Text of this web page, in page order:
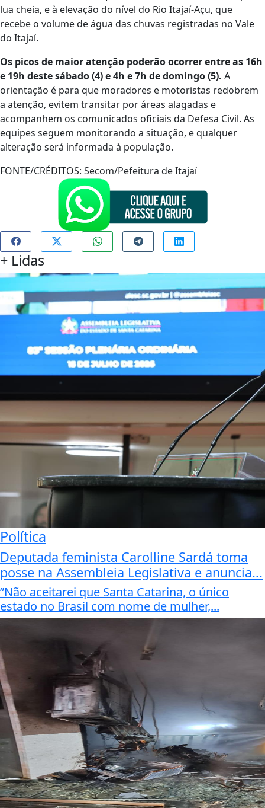
lua cheia, e à elevação do nível do Rio Itajaí-Açu, que
recebe o volume de água das chuvas registradas no Vale
do Itajaí.
Os picos de maior atenção poderão ocorrer entre as 16h
e 19h deste sábado (4) e 4h e 7h de domingo (5). A
orientação é para que moradores e motoristas redobrem
a atenção, evitem transitar por áreas alagadas e
acompanhem os comunicados oficiais da Defesa Civil. As
equipes seguem monitorando a situação, e qualquer
alteração será informada à população.
FONTE/CRÉDITOS: Secom/Pefeitura de Itajaí
+ Lidas
Política
Deputada feminista Carolline Sardá toma
posse na Assembleia Legislativa e anuncia...
”Não aceitarei que Santa Catarina, o único
estado no Brasil com nome de mulher,...